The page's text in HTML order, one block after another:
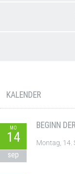
KALENDER
MO
14
sep
BEGINN
Montag, 14.